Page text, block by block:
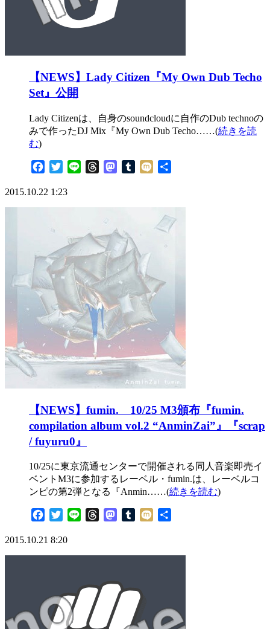
【NEWS】Lady Citizen『My Own Dub Techo
Set』公開
Lady Citizenは、自身のsoundcloudに自作のDub technoの
みで作ったDJ Mix『My Own Dub Techo……(続きを読
む)
FacebookTwitterLine ThreadsMastodonTumblrMixi
2015.10.22 1:23
【NEWS】fumin. 10/25 M3頒布『fumin.
compilation album vol.2 “AnminZai”』『scrap
/ fuyuru0』
10/25に東京流通センターで開催される同人音楽即売イ
ベントM3に参加するレーベル・fumin.は、レーベルコ
ンピの第2弾となる『Anmin……(続きを読む)
FacebookTwitterLine ThreadsMastodonTumblrMixi
2015.10.21 8:20